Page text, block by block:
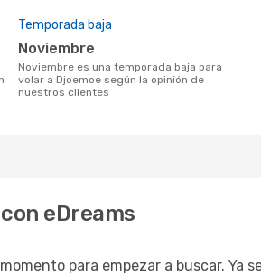
Temporada baja
noviembre
noviembre es una temporada baja para
volar a Djoemoe según la opinión de
nuestros clientes
eDreams
para empezar a buscar. Ya